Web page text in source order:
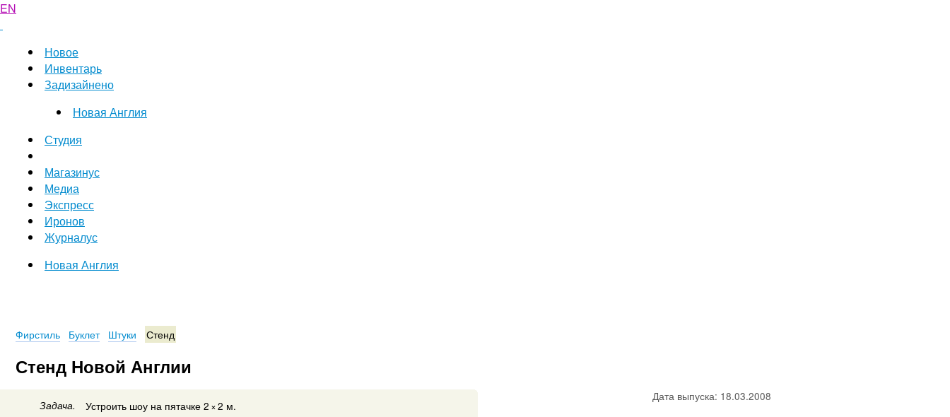
EN
Новое
Инвентарь
Задизайнено
Новая Англия
Студия
Магазинус
Медиа
Экспресс
Иронов
Журналус
Новая Англия
Фирстиль Буклет Штуки Стенд
Стенд Новой Англии
Задача. Устроить шоу на пятачке 2 ×2 м.
Дата выпуска: 18.03.2008